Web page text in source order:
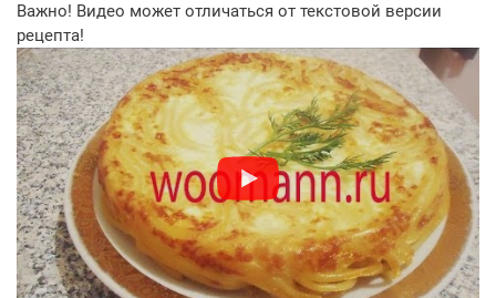
Важно! Видео может отличаться от текстовой версии
рецепта!